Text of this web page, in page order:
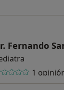
Fernando
1